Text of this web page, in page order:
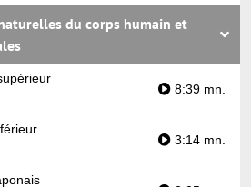
du corps humain et
8:39 mn.
3:14 mn.